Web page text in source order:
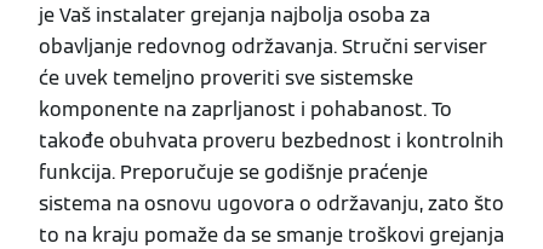
je Vaš instalater grejanja najbolja osoba za
obavljanje redovnog održavanja. Stručni serviser
će uvek temeljno proveriti sve sistemske
komponente na zaprljanost i pohabanost. To
takođe obuhvata proveru bezbednost i kontrolnih
funkcija. Preporučuje se godišnje praćenje
sistema na osnovu ugovora o održavanju, zato što
to na kraju pomaže da se smanje troškovi grejanja